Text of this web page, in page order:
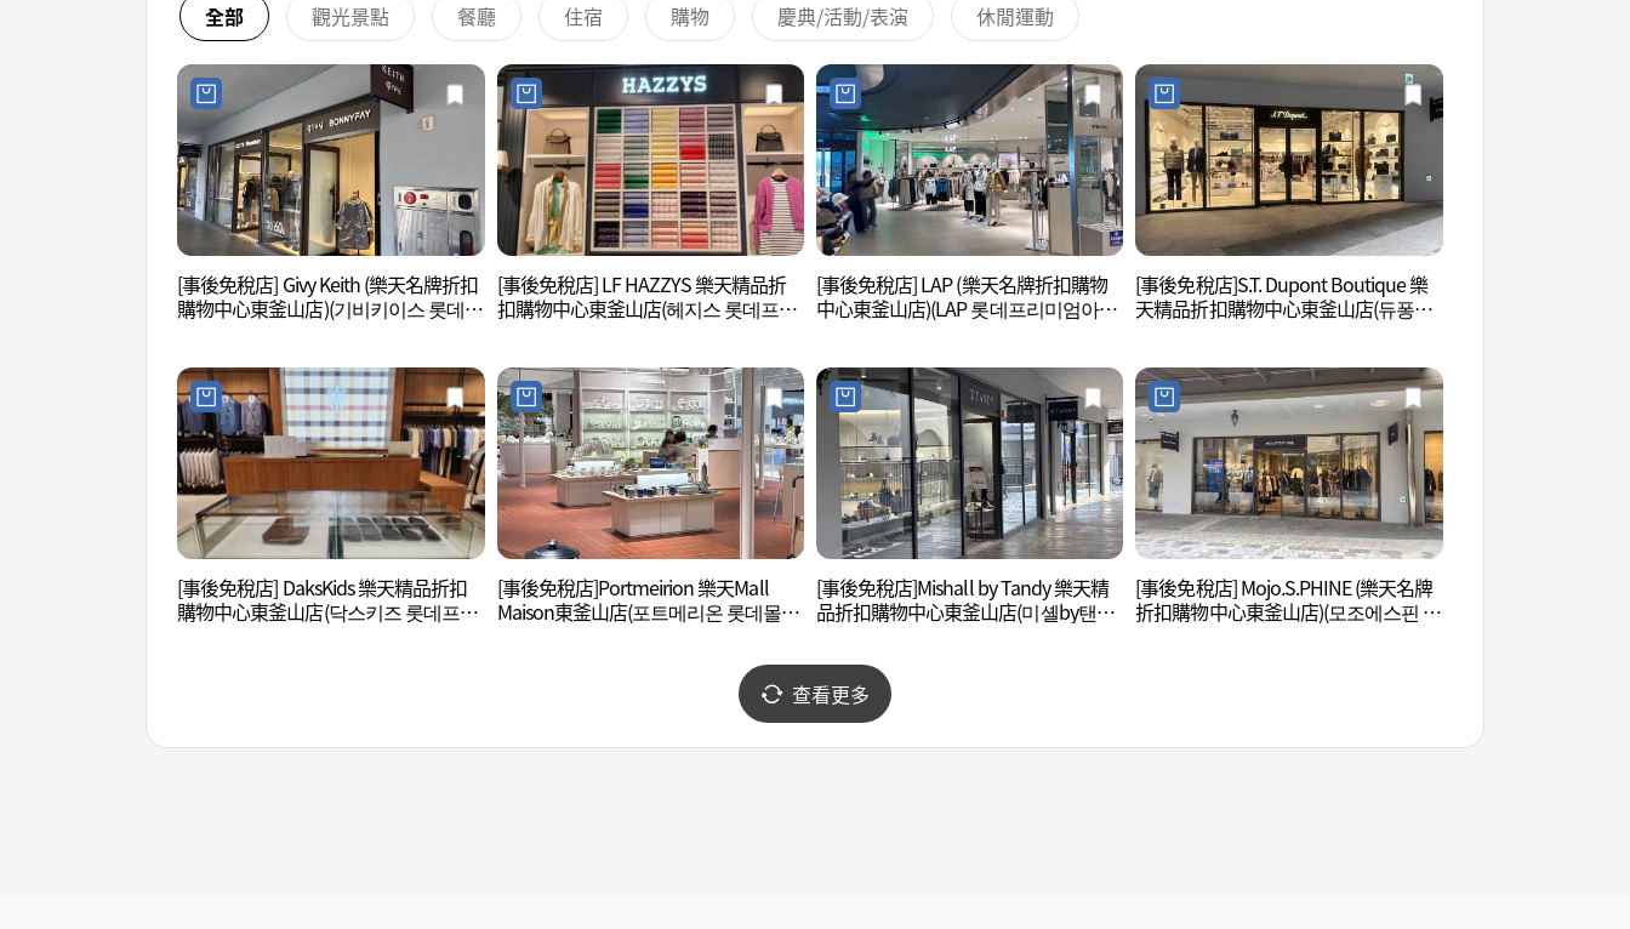
全部 觀光景點 餐廳 住宿 購物 慶典/活動/表演 休閒運動
[事後免稅店] Givy Keith (樂天名牌折扣
購物中心東釜山店)(기비키이스 롯데프
[事後免稅店] LF HAZZYS 樂天精品折
扣購物中心東釜山店(헤지스 롯데프리
[事後免稅店] LAP (樂天名牌折扣購物
中心東釜山店)(LAP 롯데프리미엄아울
[事後免稅店]S.T. Dupont Boutique 樂
天精品折扣購物中心東釜山店(듀퐁부
[事後免稅店] DaksKids 樂天精品折扣
購物中心東釜山店(닥스키즈 롯데프리
[事後免稅店]Portmeirion 樂天Mall
Maison東釜山店(포트메리온 롯데몰 메
[事後免稅店]Mishall by Tandy 樂天精
品折扣購物中心東釜山店(미셸by탠디
[事後免稅店] Mojo.S.PHINE (樂天名牌
折扣購物中心東釜山店)(모조에스핀 롯
查看更多